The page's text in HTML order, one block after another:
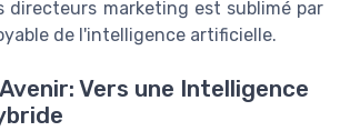
directeurs marketing est sublimé par
de l'intelligence artificielle.
Vers une Intelligence